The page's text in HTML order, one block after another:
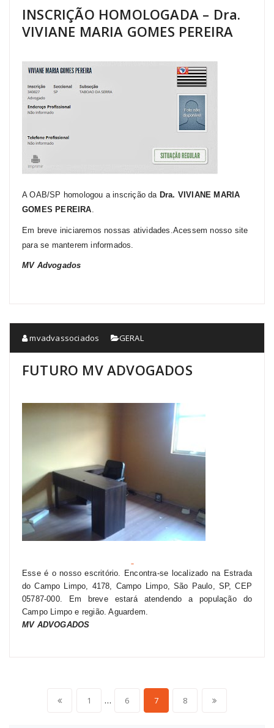
INSCRIÇÃO HOMOLOGADA – Dra.
VIVIANE MARIA GOMES PEREIRA
A OAB/SP homologou a inscrição da Dra. VIVIANE MARIA
GOMES PEREIRA
Em breve iniciaremos nossas atividades.Acessem nosso site
para se manterem informados.
MVAdvogados
mvadvassociados GERAL
FUTURO MV ADVOGADOS
Esse é o nosso escritório. Encontra-se localizado na Estrada
do Campo Limpo, 4178, Campo Limpo, São Paulo, SP, CEP
05787-000. Em breve estará atendendo a população do
Campo Limpo e região. Aguardem.
MVADVOGADOS
Navegação
1 … 6 7 8